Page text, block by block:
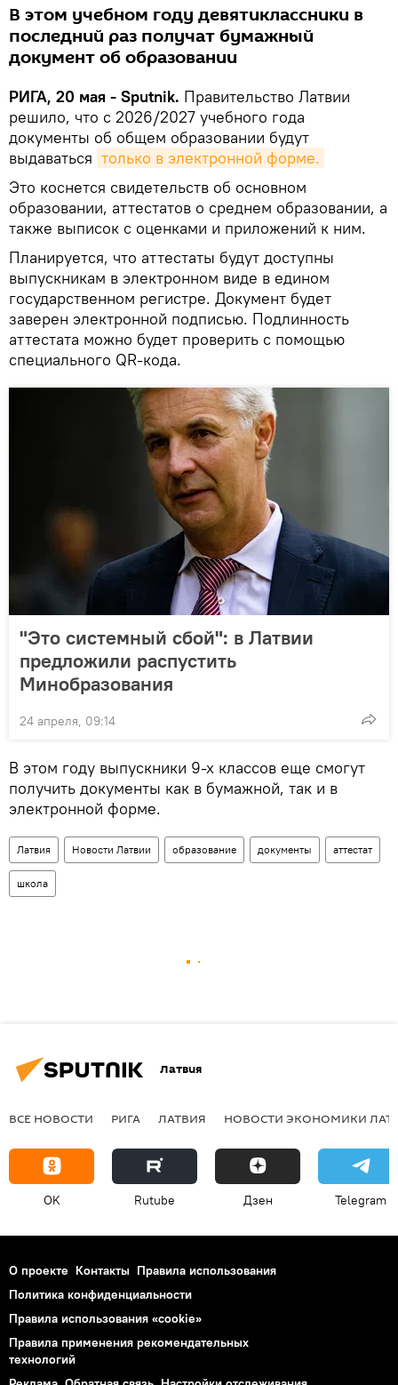
В этом учебном году девятиклассники в
последний раз получат бумажный
документ об образовании
РИГА, 20 мая - Sputnik. Правительство Латвии
решило, что с 2026/2027 учебного года
документы об общем образовании будут
выдаваться только в электронной форме.
Это коснется свидетельств об основном
образовании, аттестатов о среднем образовании, а
также выписок с оценками и приложений к ним.
Планируется, что аттестаты будут доступны
выпускникам в электронном виде в едином
государственном регистре. Документ будет
заверен электронной подписью. Подлинность
аттестата можно будет проверить с помощью
специального QR-кода.
"Это системный сбой": в Латвии
предложили распустить
Минобразования
24 апреля, 09:14
В этом году выпускники 9-х классов еще смогут
получить документы как в бумажной, так и в
электронной форме.
Латвия Новости Латвии образование документы аттестат
школа
Латвия
ВСЕ НОВОСТИ РИГА ЛАТВИЯ НОВОСТИ ЭКОНОМИКИ
OK Rutube Дзен Telegram
О проекте Контакты Правила использования
Политика конфиденциальности
Правила использования «cookie»
Правила применения рекомендательных
технологий